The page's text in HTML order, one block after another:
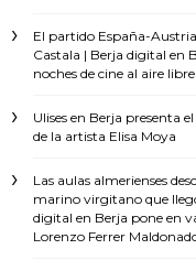
El partido España-
Castala | Berja digital en
noches de cine al aire
Ulises en Berja presenta
de la artista Elisa Moya
Las aulas almerienses
marino virgitano que
digital en Berja pone en
Lorenzo Ferrer